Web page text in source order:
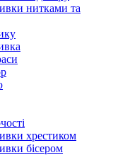
нитками та
хрестиком
бісером